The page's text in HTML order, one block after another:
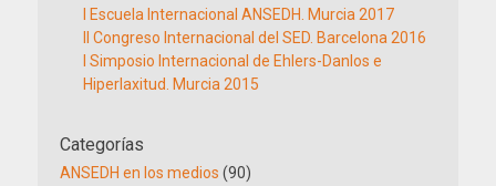
I Escuela Internacional ANSEDH. Murcia 2017
II Congreso Internacional del SED. Barcelona 2016
I Simposio Internacional de Ehlers-Danlos e
Hiperlaxitud. Murcia 2015
Categorías
ANSEDH en los medios (90)